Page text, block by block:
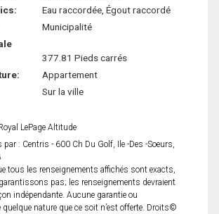
Eau raccordée, Égout raccordé
Municipalité
377.81 Pieds carrés
Appartement
Sur la ville
LePage Altitude
par : Centris - 600 Ch Du Golf, Ile -Des -Soeurs,
tous les renseignements affichés sont exacts,
pas; les renseignements devraient
indépendante. Aucune garantie ou
quelque nature que ce soit n’est offerte. Droits©